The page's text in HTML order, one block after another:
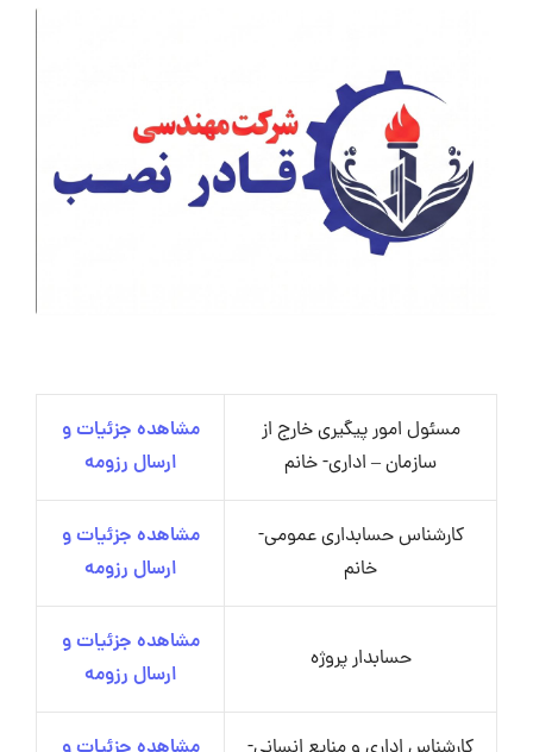
مسئول امور پیگیری خارج از
سازمان – اداری- خانم
مشاهده جزئیات و
ارسال رزومه
کارشناس حسابداری عمومی-
خانم
مشاهده جزئیات و
ارسال رزومه
حسابدار پروژه
مشاهده جزئیات و
ارسال رزومه